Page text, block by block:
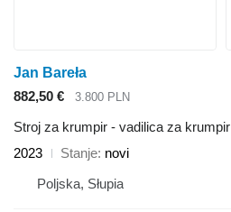
Jan Bareła
882,50 €
3.800 PLN
Stroj za krumpir - vadilica za krumpir
2023
Stanje novi
Poljska, Słupia